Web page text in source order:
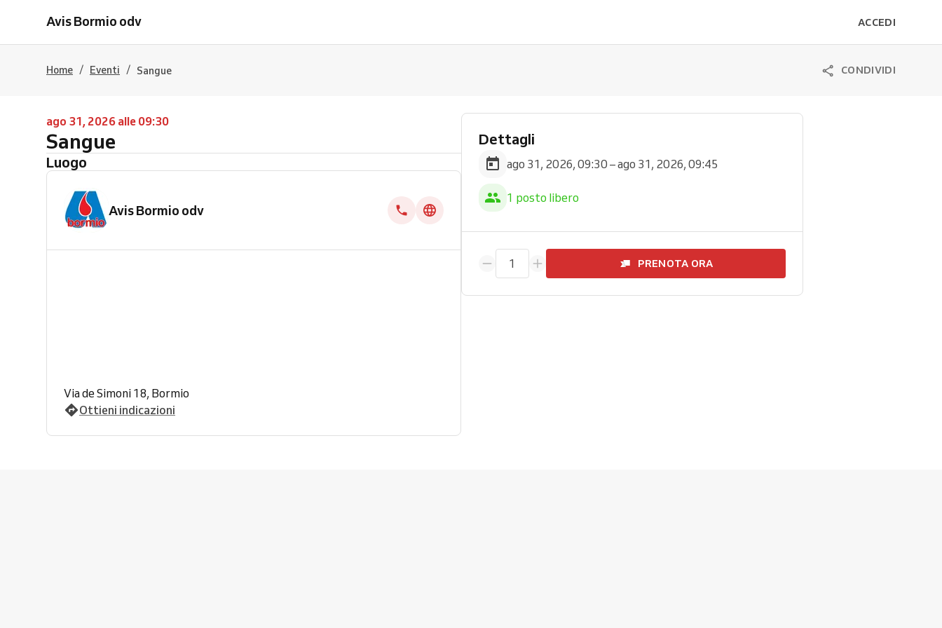
Avis Bormio odv ACCEDI
Home / Eventi / Sangue CONDIVIDI
ago 31, 2026 alle 09:30
Sangue
Luogo
Avis Bormio odv
Via de Simoni 18, Bormio
Ottieni indicazioni
Dettagli
ago 31, 2026, 09:30 – ago 31, 2026, 09:45
1 posto libero
1 PRENOTA ORA